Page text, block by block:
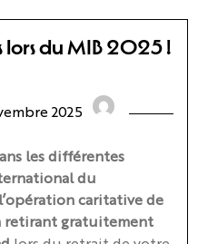
lors du MIB 2025 !
2025
les différentes
du
caritative de
retirant gratuitement